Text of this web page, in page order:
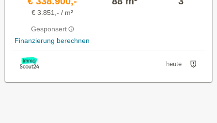
€ 3.851,- / m²
Gesponsert
Finanzierung berechnen
heute